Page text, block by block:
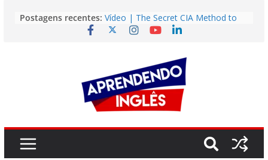
para
Postagens recentes: Vídeo | The Secret CIA Method to
Learn Any Language in 11 Days
Vídeo | Do imaginary friends make
you smarter?
Story | Brasília: The City That Rose
from the Wilderness
Easy English Song | Somewhere
Over the Rainbow (Israel